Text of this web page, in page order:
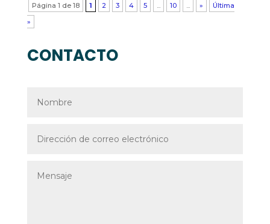
Página 1 de 18 1 2 3 4 5 10 »
Última
»
CONTACTO